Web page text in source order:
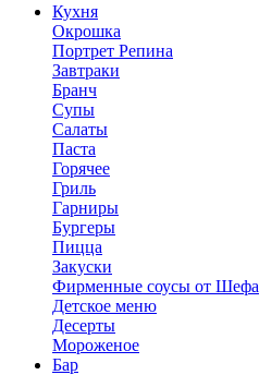
Кухня
Окрошка
Портрет Репина
Завтраки
Бранч
Супы
Салаты
Паста
Горячее
Гриль
Гарниры
Бургеры
Пицца
Закуски
Фирменные соусы от Шефа
Детское меню
Десерты
Мороженое
Бар